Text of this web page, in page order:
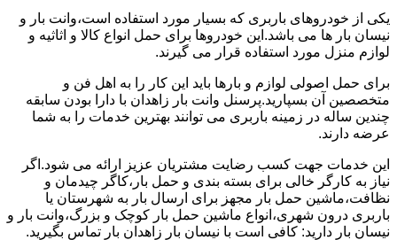
یکی از خودروهای باربری که بسیار مورد استفاده است،وانت بار و
نیسان بار ها می باشد.این خودروها برای حمل انواع کالا و اثاثیه و
لوازم منزل مورد استفاده قرار می گیرند.
برای حمل اصولی لوازم و بارها باید این کار را به اهل فن و
متخصصین آن بسپارید.پرسنل وانت بار زاهدان با دارا بودن سابقه
چندین ساله در زمینه باربری می توانند بهترین خدمات را به شما
عرضه دارند.
این خدمات جهت کسب رضایت مشتریان عزیز ارائه می شود.اگر
نیاز به کارگر خالی برای بسته بندی و حمل بار،کاگر چیدمان و
نظافت،ماشین حمل بار مجهز برای ارسال بار به شهرستان یا
باربری درون شهری،انواع ماشین حمل بار کوچک و بزرگ،وانت بار و
نیسان بار دارید: کافی است با نیسان بار زاهدان بار تماس بگیرید.